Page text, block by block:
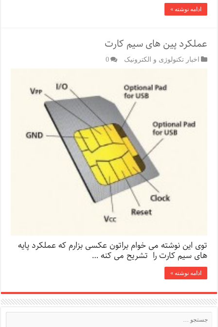
ادامه نوشته »
عملکرد پین های سیم کارت
اخبار تکنولوژی و الکترونیک 0
توی این نوشته می خوام براتون عکسی بزارم که عملکرد پایه
های سیم کارت را تشریح می کنه …
ادامه نوشته »